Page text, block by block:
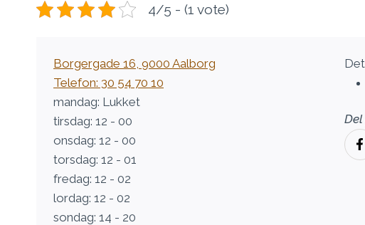
4/5 - (1 vote)
Borgergade 16, 9000 Aalborg
Telefon: 30 54 70 10
mandag: Lukket
tirsdag: 12 - 00
onsdag: 12 - 00
torsdag: 12 - 01
fredag: 12 - 02
lordag: 12 - 02
sondag: 14 - 20